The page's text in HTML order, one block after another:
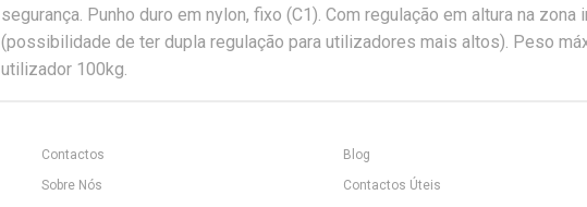
segurança. Punho duro em nylon, fixo (C1). Com regulação em altura na zona
(possibilidade de ter dupla regulação para utilizadores mais altos). Peso
utilizador 100kg.
Contactos
Sobre Nós
Blog
Contactos Úteis